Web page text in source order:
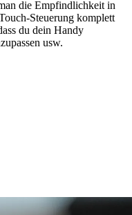
die Empfindlichkeit in
Steuerung komplett
du dein Handy
usw.